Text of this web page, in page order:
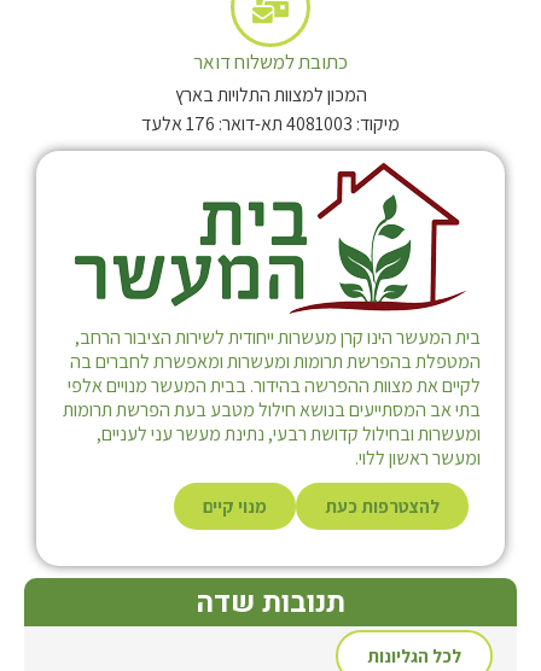
כתובת למשלוח דואר
המכון למצוות התלויות בארץ
מיקוד: 4081003 תא-דואר: 176 אלעד
בית המעשר הינו קרן מעשרות ייחודית לשירות הציבור הרחב,
המטפלת בהפרשת תרומות ומעשרות ומאפשרת לחברים בה
לקיים את מצוות ההפרשה בהידור. בבית המעשר מנויים אלפי
בתי אב המסתייעים בנושא חילול מטבע בעת הפרשת תרומות
ומעשרות ובחילול קדושת רבעי, נתינת מעשר עני לעניים,
ומעשר ראשון ללוי.
להצטרפות כעת מנוי קיים
תנובות שדה
לכל הגליונות